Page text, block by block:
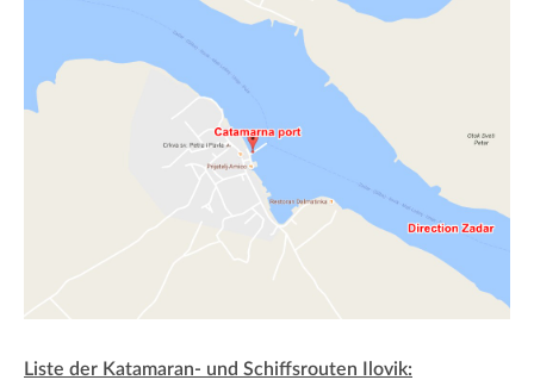
Liste der Katamaran- und Schiffsrouten Ilovik: